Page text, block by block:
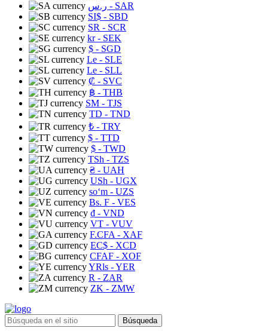
ر.س - SAR
SI$ - SBD
SR - SCR
kr- SEK
$ - SGD
Le - SLE
Le - SLL
₡ - SVC
฿ - THB
ЅМ - TJS
TD - TND
₺ - TRY
$ - TTD
$ - TWD
TSh - TZS
₴ - UAH
USh - UGX
soʻm - UZS
Bs. F - VES
₫ - VND
VT - VUV
F.CFA - XAF
EC$ - XCD
CFAF - XOF
YRls - YER
R - ZAR
ZK - ZMW
Búsqueda